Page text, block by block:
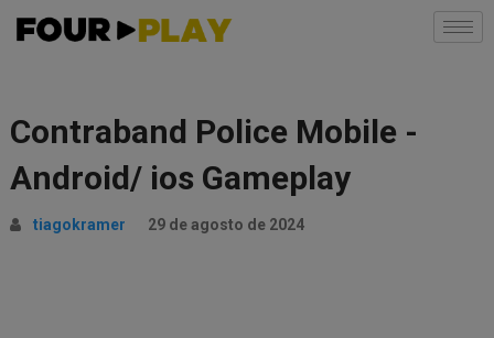
Contraband Police Mobile -
Android/ ios Gameplay
tiagokramer 29 de agosto de 2024